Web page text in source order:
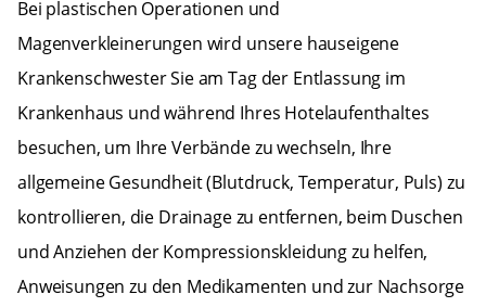
Bei plastischen Operationen und
Magenverkleinerungen wird unsere hauseigene
Krankenschwester Sie am Tag der Entlassung im
Krankenhaus und während Ihres Hotelaufenthaltes
besuchen, um Ihre Verbände zu wechseln, Ihre
allgemeine Gesundheit (Blutdruck, Temperatur, Puls) zu
kontrollieren, die Drainage zu entfernen, beim Duschen
und Anziehen der Kompressionskleidung zu helfen,
Anweisungen zu den Medikamenten und zur Nachsorge